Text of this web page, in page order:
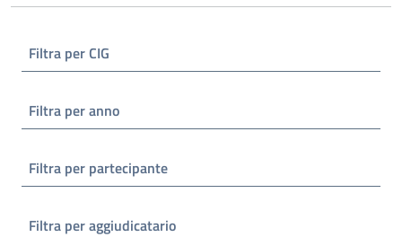
Filtra per CIG
Filtra per anno
Filtra per partecipante
Filtra per aggiudicatario